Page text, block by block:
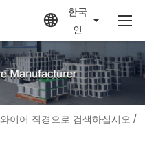
한국
인
와이어 직경으로 검색하십시오 /